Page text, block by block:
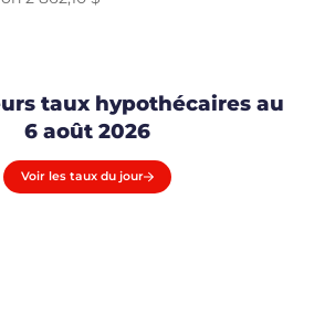
taux hypothécaires au
6 août 2026
Voir les taux du jour